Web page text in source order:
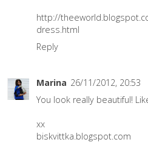
http://
dress.html
Reply
Marina 26/11/2012, 20:53
You look really beautiful!
xx
biskvittka.blogspot.com